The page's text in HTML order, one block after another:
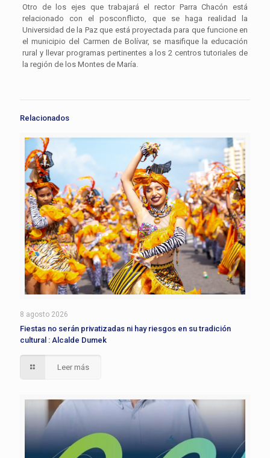
Otro de los ejes que trabajará el rector Parra Chacón está
relacionado con el posconflicto, que se haga realidad la
Universidad de la Paz que está proyectada para que funcione en
el municipio del Carmen de Bolívar, se masifique la educación
rural y llevar programas pertinentes a los 2 centros tutoriales de
la región de los Montes de María.
Relacionados
8 agosto 2026
Fiestas no serán privatizadas ni hay riesgos en su tradición
cultural : Alcalde Dumek
Leer más